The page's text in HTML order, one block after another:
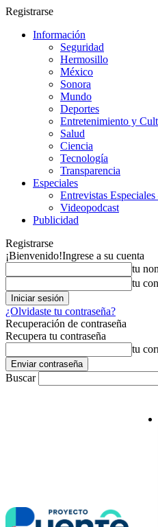
Registrarse
Información
Seguridad
Hermosillo
México
Sonora
Mundo
Deportes
Entretenimiento y
Salud
Ciencia
Tecnología
Transparencia
Especiales
Entrevistas
Videopodcast
Publicidad
Registrarse
¡Bienvenido!Ingrese a su cuenta
tu
tu
¿Olvidaste tu contraseña?
Recuperación de contraseña
Recupera tu contraseña
tu
Buscar